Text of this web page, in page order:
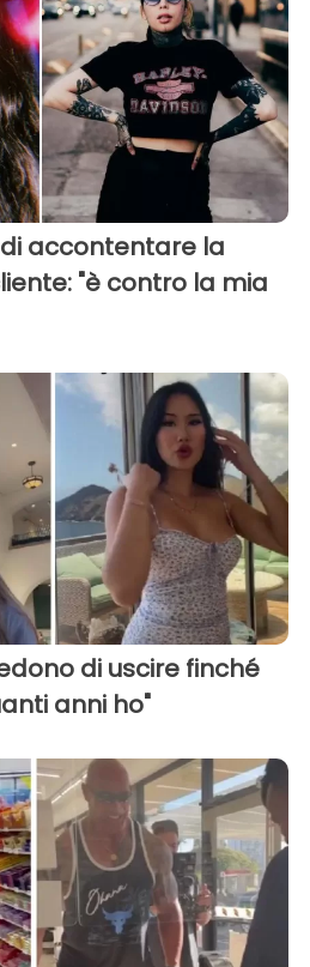
accontentare la
"è contro la mia
di uscire finché
anni ho"